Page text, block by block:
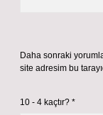
Daha sonraki
site adresim bu
10 - 4 kaçtır? *